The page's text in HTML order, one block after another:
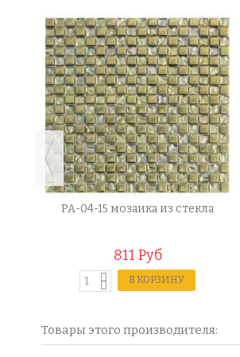
PA-04-15 мозаика из стекла
811 Руб
В КОРЗИНУ
Товары этого производителя: